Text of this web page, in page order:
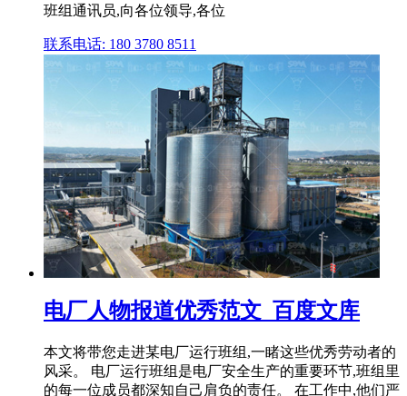
班组通讯员,向各位领导,各位
联系电话: 180 3780 8511
电厂人物报道优秀范文_百度文库
本文将带您走进某电厂运行班组,一睹这些优秀劳动者的
风采。 电厂运行班组是电厂安全生产的重要环节,班组里
的每一位成员都深知自己肩负的责任。 在工作中,他们严